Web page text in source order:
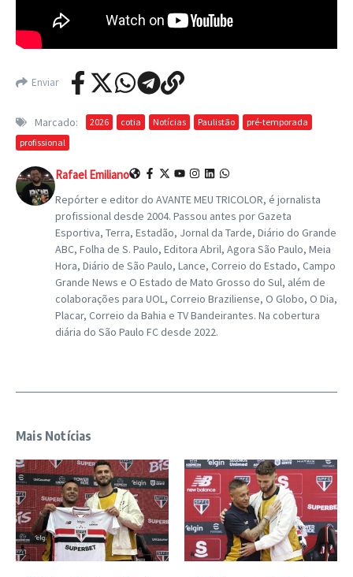
Enviar
Marcado: 2026 cotia Notícias Paulistão
pré-temporada
profissional
Rafael Emiliano
Repórter e editor do AVANTE MEU TRICOLOR, é jornalista
profissional desde 2004. Passou antes por Gazeta
Esportiva, Terra, Estadão, Jornal da Tarde, Diário do Grande
ABC, Folha de S. Paulo, Editora Abril, Agora São Paulo, Meia
Hora, Diário de São Paulo, Lance, Correio do Estado, Campo
Grande News e O Estado de Mato Grosso do Sul, além de
colaborações para UOL, Correio Braziliense, O Globo, O Dia,
Placar, Correio da Bahia e TV Bandeirantes. Na cobertura
diária do São Paulo FC desde 2022.
Mais Notícias